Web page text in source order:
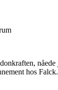
nåede
hos